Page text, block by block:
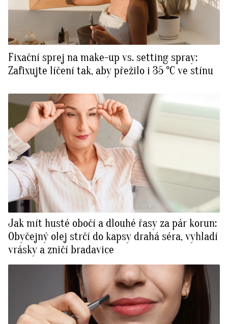
Fixační sprej na make-up vs. setting spray:
Zafixujte líčení tak, aby přežilo i 35 °C ve stínu
Jak mít husté obočí a dlouhé řasy za pár korun:
Obyčejný olej strčí do kapsy drahá séra, vyhladí
vrásky a zničí bradavice